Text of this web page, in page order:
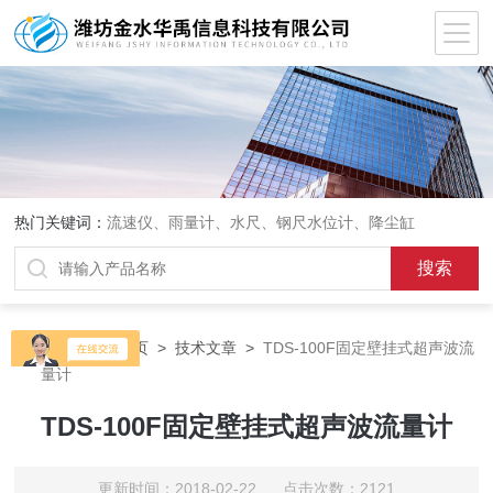
热门关键词：流速仪、雨量计、水尺、钢尺水位计、降尘缸
当前位置：首页 >技术文章 >TDS-100F固定壁挂式超声波流
量计
TDS-100F固定壁挂式超声波流量计
更新时间：2018-02-22 点击次数：2121